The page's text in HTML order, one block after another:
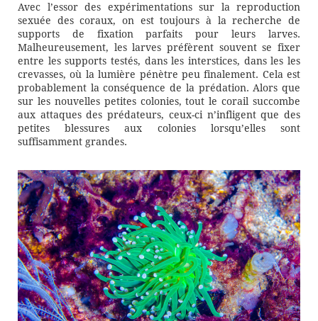
Avec l’essor des expérimentations sur la reproduction
sexuée des coraux, on est toujours à la recherche de
supports de fixation parfaits pour leurs larves.
Malheureusement, les larves préfèrent souvent se fixer
entre les supports testés, dans les interstices, dans les les
crevasses, où la lumière pénètre peu finalement. Cela est
probablement la conséquence de la prédation. Alors que
sur les nouvelles petites colonies, tout le corail succombe
aux attaques des prédateurs, ceux-ci n’infligent que des
petites blessures aux colonies lorsqu’elles sont
suffisamment grandes.